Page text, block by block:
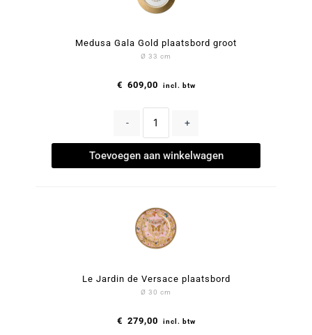
Medusa Gala Gold plaatsbord groot
Ø 33 cm
€ 609,00 incl. btw
- +
Toevoegen aan winkelwagen
Le Jardin de Versace plaatsbord
Ø 30 cm
€ 279,00 incl. btw